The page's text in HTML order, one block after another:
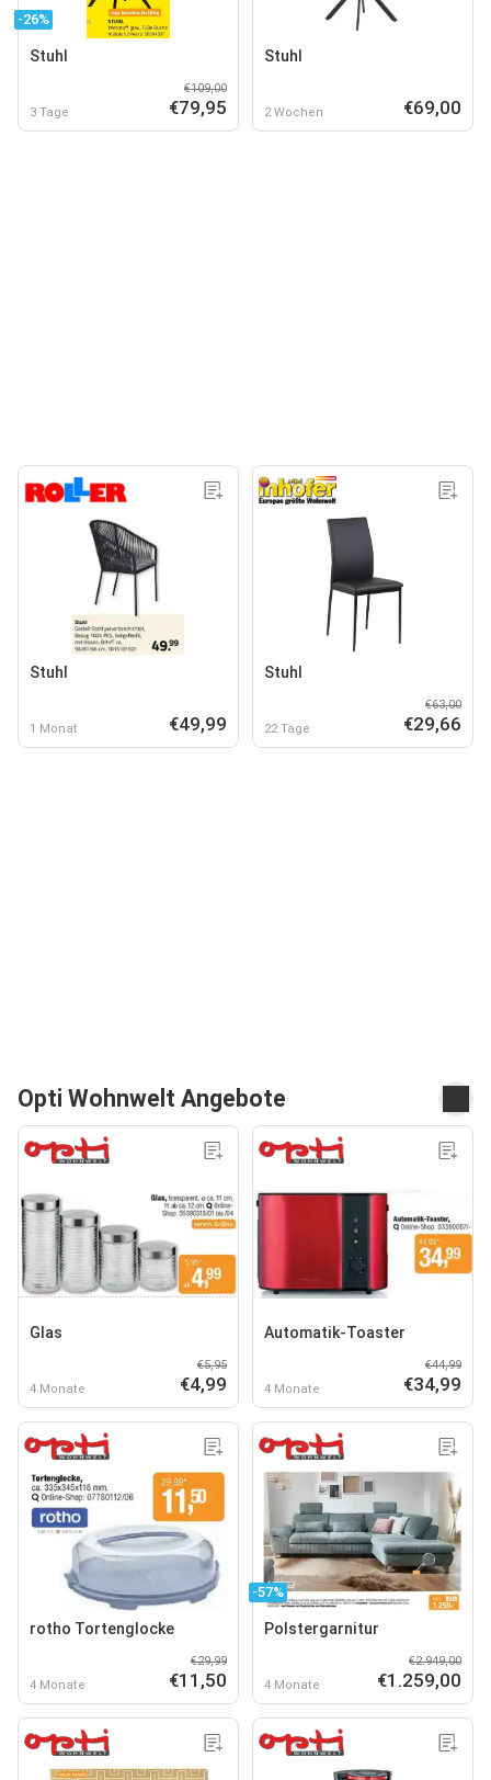
-26%
Stuhl
3 Tage
€109,00
€79,95
Stuhl
2 Wochen €69,00
Stuhl
1 Monat €49,99
Stuhl
22 Tage
€63,00
€29,66
Opti Wohnwelt Angebote
Glas
4 Monate
€5,95
€4,99
Automatik-Toaster
4 Monate
€44,99
€34,99
rotho Tortenglocke
4 Monate
€29,99
€11,50
-57%
Polstergarnitur
4 Monate
€2.949,00
€1.259,00